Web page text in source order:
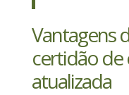
Vantagens
certidão
atualizada